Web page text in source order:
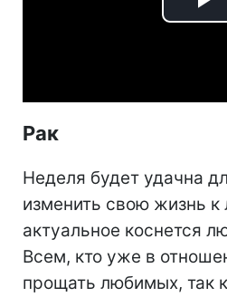
Рак
Неделя будет удачна
изменить свою жизнь
актуальное коснется
Всем, кто уже в
прощать любимых, так